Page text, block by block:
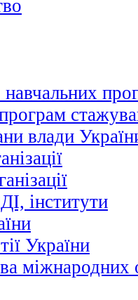
влади
інститути
України
міжнародних